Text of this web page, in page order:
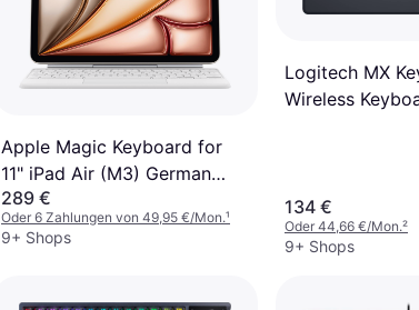
Apple Magic Keyboard for
11" iPad Air (M3) German
White
289 €
Oder 6 Zahlungen von 49,95 €/Mon.¹
9+ Shops
Logitech MX
Wireless
134 €
Oder 44,66 €/Mon.²
9+ Shops